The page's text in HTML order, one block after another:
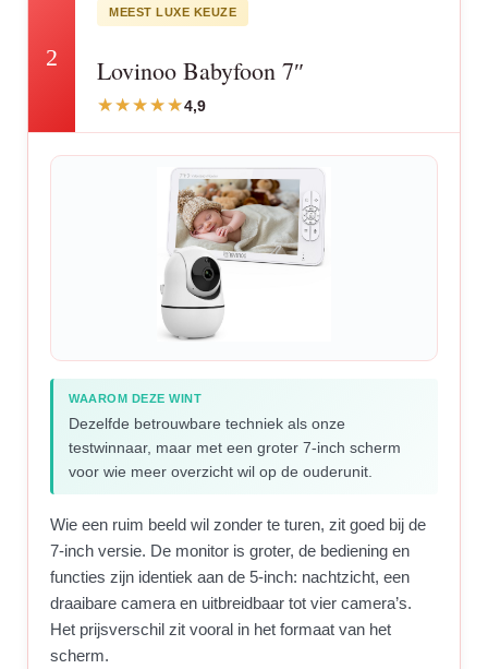
2
MEEST LUXE KEUZE
Lovinoo Babyfoon 7″
4,9
WAAROM DEZE WINT
Dezelfde betrouwbare techniek als onze
testwinnaar, maar met een groter 7-inch scherm
voor wie meer overzicht wil op de ouderunit.
Wie een ruim beeld wil zonder te turen, zit goed bij de
7-inch versie. De monitor is groter, de bediening en
functies zijn identiek aan de 5-inch: nachtzicht, een
draaibare camera en uitbreidbaar tot vier camera’s.
Het prijsverschil zit vooral in het formaat van het
scherm.